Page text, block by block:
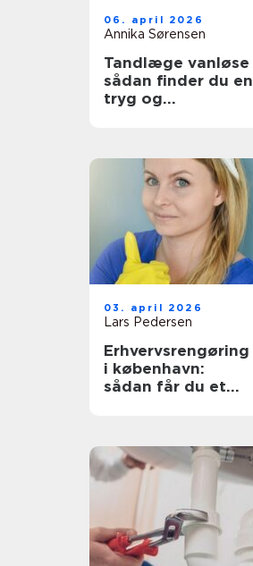
06. april 2026
Annika Sørensen
Tandlæge vanløse
sådan finder du en
tryg og
03. april 2026
Lars Pedersen
Erhvervsrengøring
i københavn:
sådan får du et